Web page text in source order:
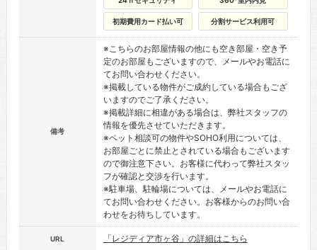
初期費用カード払い可 分割サービス利用可
備考
※こちらのお部屋情報の他にも空き部屋・空き予
定のお部屋もございますので、メールやお電話に
てお問い合わせください。
※掲載している物件がご成約している場合もござ
いますのでご了承ください。
※掲載詳細に相違がある場合は、弊社スタッフの
情報を優先させていただきます。
※ペット相談可の物件やSOHO利用については、
お部屋ごとに禁止とされている場合もございます
ので御注意下さい。お客様に代わって弊社スタッ
フが確認と交渉を行います。
※駐車場、駐輪場については、メールやお電話に
てお問い合わせください。お客様からのお問い合
わせをお待ちしています。
URL 「レジディア市ヶ谷」の詳細はこちら